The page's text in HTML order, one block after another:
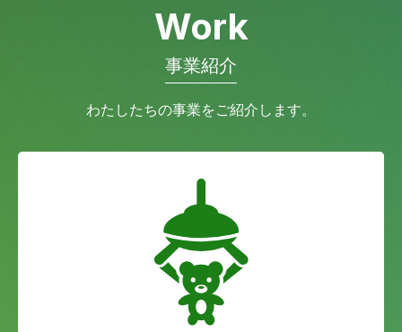
Work
事業紹介
わたしたちの事業をご紹介します。